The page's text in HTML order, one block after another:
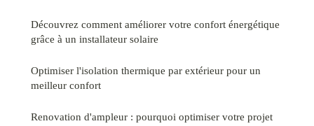
Découvrez comment améliorer votre confort énergétique
grâce à un installateur solaire
Optimiser l'isolation thermique par extérieur pour un
meilleur confort
Renovation d'ampleur : pourquoi optimiser votre projet